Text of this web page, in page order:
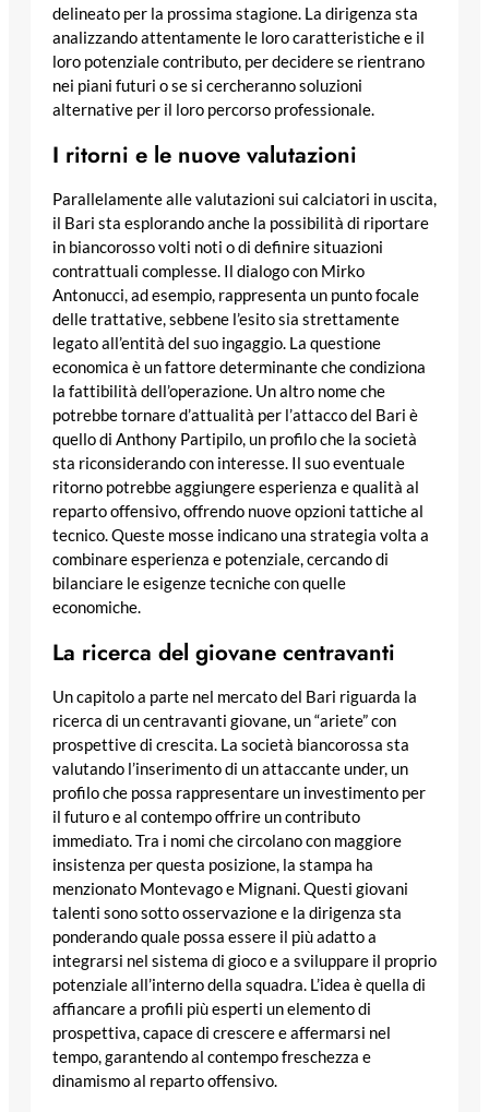
delineato per la prossima stagione. La dirigenza sta
analizzando attentamente le loro caratteristiche e il
loro potenziale contributo, per decidere se rientrano
nei piani futuri o se si cercheranno soluzioni
alternative per il loro percorso professionale.
I ritorni e le nuove valutazioni
Parallelamente alle valutazioni sui calciatori in uscita,
il Bari sta esplorando anche la possibilità di riportare
in biancorosso volti noti o di definire situazioni
contrattuali complesse. Il dialogo con Mirko
Antonucci, ad esempio, rappresenta un punto focale
delle trattative, sebbene l’esito sia strettamente
legato all’entità del suo ingaggio. La questione
economica è un fattore determinante che condiziona
la fattibilità dell’operazione. Un altro nome che
potrebbe tornare d’attualità per l’attacco del Bari è
quello di Anthony Partipilo, un profilo che la società
sta riconsiderando con interesse. Il suo eventuale
ritorno potrebbe aggiungere esperienza e qualità al
reparto offensivo, offrendo nuove opzioni tattiche al
tecnico. Queste mosse indicano una strategia volta a
combinare esperienza e potenziale, cercando di
bilanciare le esigenze tecniche con quelle
economiche.
La ricerca del giovane centravanti
Un capitolo a parte nel mercato del Bari riguarda la
ricerca di un centravanti giovane, un “ariete” con
prospettive di crescita. La società biancorossa sta
valutando l’inserimento di un attaccante under, un
profilo che possa rappresentare un investimento per
il futuro e al contempo offrire un contributo
immediato. Tra i nomi che circolano con maggiore
insistenza per questa posizione, la stampa ha
menzionato Montevago e Mignani. Questi giovani
talenti sono sotto osservazione e la dirigenza sta
ponderando quale possa essere il più adatto a
integrarsi nel sistema di gioco e a sviluppare il proprio
potenziale all’interno della squadra. L’idea è quella di
affiancare a profili più esperti un elemento di
prospettiva, capace di crescere e affermarsi nel
tempo, garantendo al contempo freschezza e
dinamismo al reparto offensivo.